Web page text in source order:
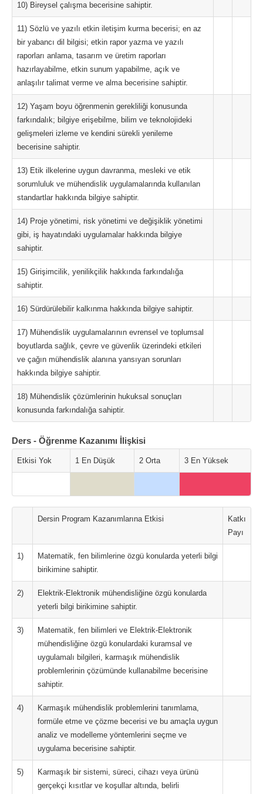
10) Bireysel çalışma becerisine sahiptir.
11) Sözlü ve yazılı etkin iletişim kurma becerisi; en az
bir yabancı dil bilgisi; etkin rapor yazma ve yazılı
raporları anlama, tasarım ve üretim raporları
hazırlayabilme, etkin sunum yapabilme, açık ve
anlaşılır talimat verme ve alma becerisine sahiptir.
12) Yaşam boyu öğrenmenin gerekliliği konusunda
farkındalık; bilgiye erişebilme, bilim ve teknolojideki
gelişmeleri izleme ve kendini sürekli yenileme
becerisine sahiptir.
13) Etik ilkelerine uygun davranma, mesleki ve etik
sorumluluk ve mühendislik uygulamalarında kullanılan
standartlar hakkında bilgiye sahiptir.
14) Proje yönetimi, risk yönetimi ve değişiklik yönetimi
gibi, iş hayatındaki uygulamalar hakkında bilgiye
sahiptir.
15) Girişimcilik, yenilikçilik hakkında farkındalığa
sahiptir.
16) Sürdürülebilir kalkınma hakkında bilgiye sahiptir.
17) Mühendislik uygulamalarının evrensel ve toplumsal
boyutlarda sağlık, çevre ve güvenlik üzerindeki etkileri
ve çağın mühendislik alanına yansıyan sorunları
hakkında bilgiye sahiptir.
18) Mühendislik çözümlerinin hukuksal sonuçları
konusunda farkındalığa sahiptir.
Ders - Öğrenme Kazanımı İlişkisi
Etkisi Yok 1 En Düşük 2 Orta 3 En Yüksek
Dersin Program Kazanımlarına Etkisi
Katkı
Payı
1)
Matematik, fen bilimlerine özgü konularda yeterli bilgi
birikimine sahiptir.
2)
Elektrik-Elektronik mühendisliğine özgü konularda
yeterli bilgi birikimine sahiptir.
3)
Matematik, fen bilimleri ve Elektrik-Elektronik
mühendisliğine özgü konulardaki kuramsal ve
uygulamalı bilgileri, karmaşık mühendislik
problemlerinin çözümünde kullanabilme becerisine
sahiptir.
4)
Karmaşık mühendislik problemlerini tanımlama,
formüle etme ve çözme becerisi ve bu amaçla uygun
analiz ve modelleme yöntemlerini seçme ve
uygulama becerisine sahiptir.
5)
Karmaşık bir sistemi, süreci, cihazı veya ürünü
gerçekçi kısıtlar ve koşullar altında, belirli